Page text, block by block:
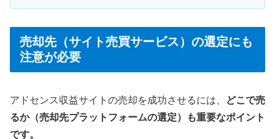
売却先（サイト売買サービス）の選定にも
注意が必要
アドセンス収益サイトの売却を成功させるには、
どこで売
るか（売却先プラットフォームの選定）も重要なポイント
です。